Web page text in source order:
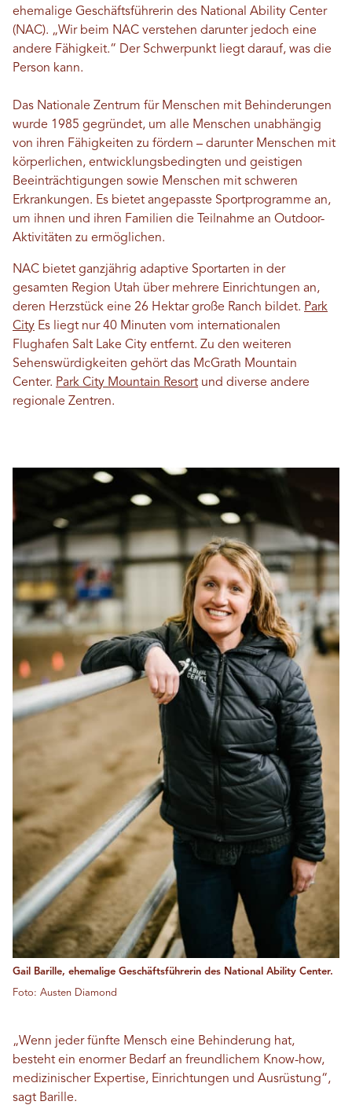
ehemalige Geschäftsführerin des National Ability Center
(NAC). „Wir beim NAC verstehen darunter jedoch eine
andere Fähigkeit.“ Der Schwerpunkt liegt darauf, was die
Person kann.
Das Nationale Zentrum für Menschen mit Behinderungen
wurde 1985 gegründet, um alle Menschen unabhängig
von ihren Fähigkeiten zu fördern – darunter Menschen mit
körperlichen, entwicklungsbedingten und geistigen
Beeinträchtigungen sowie Menschen mit schweren
Erkrankungen. Es bietet angepasste Sportprogramme an,
um ihnen und ihren Familien die Teilnahme an Outdoor-
Aktivitäten zu ermöglichen.
NAC bietet ganzjährig adaptive Sportarten in der
gesamten Region Utah über mehrere Einrichtungen an,
deren Herzstück eine 26 Hektar große Ranch bildet. Park
City Es liegt nur 40 Minuten vom internationalen
Flughafen Salt Lake City entfernt. Zu den weiteren
Sehenswürdigkeiten gehört das McGrath Mountain
Center. Park City Mountain Resort und diverse andere
regionale Zentren.
Gail Barille, ehemalige Geschäftsführerin des National Ability Center.
Foto: Austen Diamond
„Wenn jeder fünfte Mensch eine Behinderung hat,
besteht ein enormer Bedarf an freundlichem Know-how,
medizinischer Expertise, Einrichtungen und Ausrüstung“,
sagt Barille.